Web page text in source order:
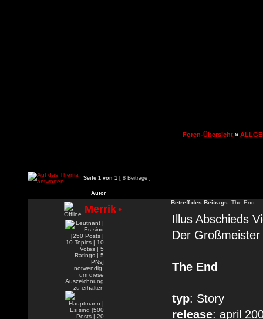
Foren-Übersicht »
Seite 1 von 1 [ 8 Beiträge ]
Autor
Merrik•
Betreff des Beitrags: The End
Illus Abschieds
Der
The End
typ: Story
release: april